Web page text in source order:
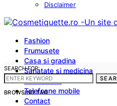
Disclaimer
Fashion
Frumusete
Casa si gradina
Sanatate si medicina
Cum sa fac
Telefoane mobile
Contact
SEARCH FOR:
BROWSING TAG